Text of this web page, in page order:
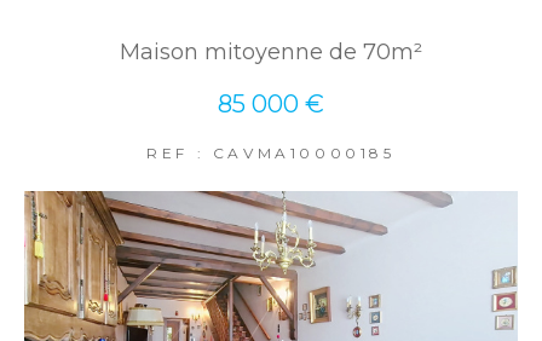
Maison mitoyenne de 70m²
85 000 €
REF : CAVMA10000185